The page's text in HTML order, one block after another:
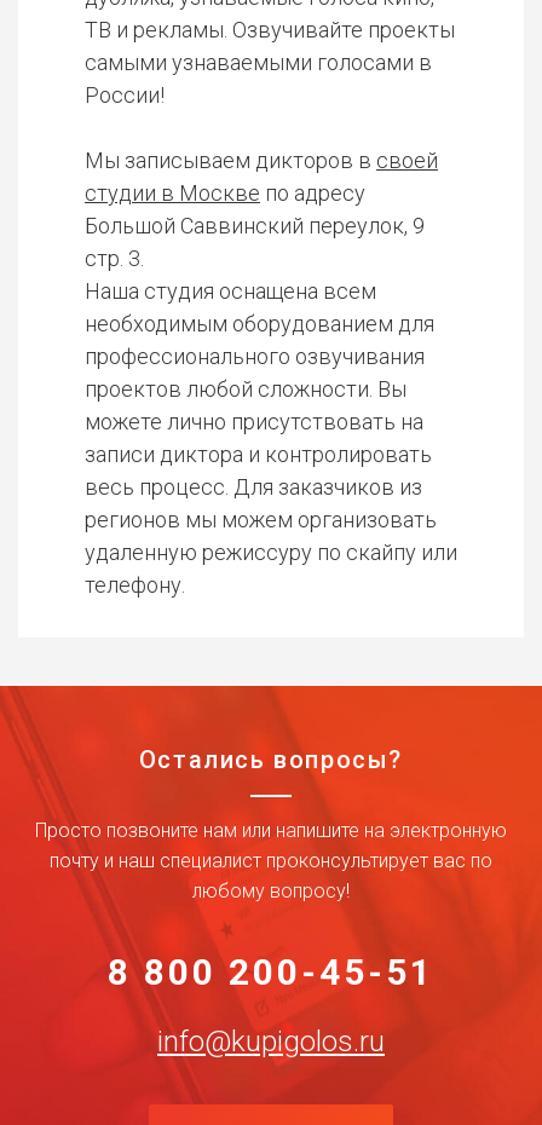
ТВ и рекламы. Озвучивайте проекты
самыми узнаваемыми голосами в
России!
Мы записываем дикторов в своей
студии в Москве по адресу
Большой Саввинский переулок, 9
стр. 3.
Наша студия оснащена всем
необходимым оборудованием для
профессионального озвучивания
проектов любой сложности. Вы
можете лично присутствовать на
записи диктора и контролировать
весь процесс. Для заказчиков из
регионов мы можем организовать
удаленную режиссуру по скайпу или
телефону.
Остались вопросы?
Просто позвоните нам или напишите на электронную
почту и наш специалист проконсультирует вас по
любому вопросу!
8 800 200-45-51
info@kupigolos.ru